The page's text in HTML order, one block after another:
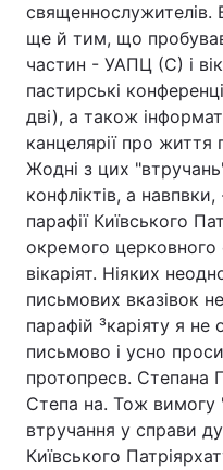
священнослужителів.
ще й тим, що
частин - УАПЦ (С) і
пастирські
дві), а також
канцелярії про життя
Жодні з цих
конфліктів, а
парафії Київського
окремого церковного
вікаріят. Ніяких
письмових вказівок
парафій ³каріяту я
письмово і усно
протопресв. Степана
Степа на. Тож вимогу
втручання у справи
Київського